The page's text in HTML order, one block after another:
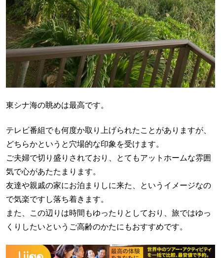
東シナ海の眺めは最高です。
テレビ番組でも何度か取り上げられたことがありますが、
どちらかというと穴場的な印象を受けます。
ご夫婦で切り盛りされており、とてもアットホームな雰囲
気で心があたたまります。
友達や親戚の家にお泊まりしに来た、というイメージなの
で気楽ですし落ち着きます。
また、この辺りは時間もゆったりとしており、旅ではゆっ
くりしたいというご高齢のかたにもおすすめです。